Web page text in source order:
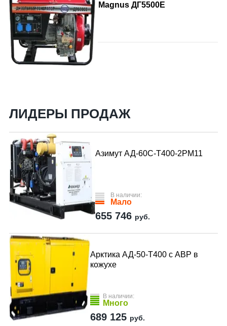
Magnus ДГ5500Е
ЛИДЕРЫ ПРОДАЖ
Азимут АД-60С-Т400-2РМ11
В наличии:
Мало
655 746 руб.
Арктика АД-50-Т400 с АВР в
кожухе
В наличии:
Много
689 125 руб.